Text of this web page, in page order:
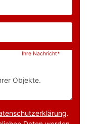
Ihre Nachricht*
.